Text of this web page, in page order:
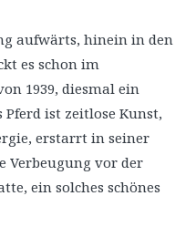
aufwärts, hinein in den
es schon im
1939, diesmal ein
Pferd ist zeitlose Kunst,
erstarrt in seiner
Verbeugung vor der
ein solches schönes